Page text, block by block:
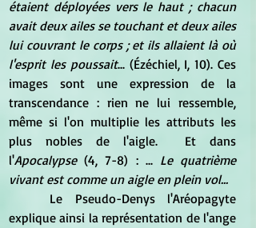
étaient déployées vers le haut ; chacun
avait deux ailes se touchant et deux ailes
lui couvrant le corps ; et ils allaient là où
l'esprit les poussait... (Ézéchiel, I, 10). Ces
images sont une expression de la
transcendance : rien ne lui ressemble,
même si l'on multiplie les attributs les
plus nobles de l'aigle.  Et dans
l'Apocalypse (4, 7-8) : ... Le quatrième
vivant est comme un aigle en plein vol...
explique ainsi la représentation de l'ange